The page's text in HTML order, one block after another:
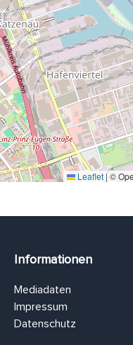
Leaflet | ©
Informationen
Mediadaten
Impressum
Datenschutz